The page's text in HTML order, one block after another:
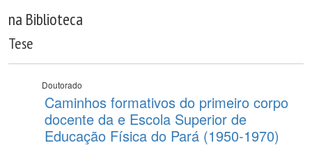
na Biblioteca
Tese
Doutorado
Caminhos formativos do primeiro corpo
docente da e Escola Superior de
Educação Física do Pará (1950-1970)